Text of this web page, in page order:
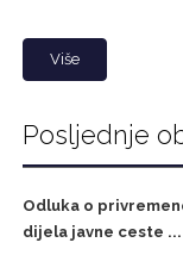
Više
Posljednje
Odluka o
dijela javne ceste ...